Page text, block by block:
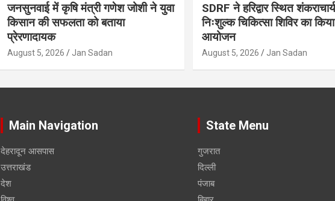
जनसुनवाई में कृषि मंत्री गणेश जोशी ने युवा
किसान की सफलता को बताया
प्रेरणादायक
August 5, 2026 Jan Sadan
SDRF ने हरिद्वार स्थित
निःशुल्क चिकित्सा शिविर का किया
आयोजन
August 5, 2026 Jan Sadan
Main Navigation
देहरादून आसपास
उत्तराखंड
देश
State Menu
गुजरात
दिल्ली
पंजाब